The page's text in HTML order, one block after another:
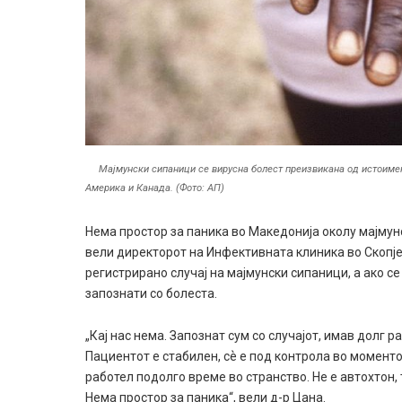
Мајмунски сипаници се вирусна болест преизвикана од
Америка и Канада. (Фото: АП)
Нема простор за паника во Македонија околу
вели директорот на Инфективната клиника во
регистрирано случај на мајмунски сипаници, а ако
запознати со болеста.
„Кај нас нема. Запознат сум со случајот, имав
Пациентот е стабилен, сѐ е под контрола во
работел подолго време во странство. Не е
Нема простор за паника“, вели д-р Цана.